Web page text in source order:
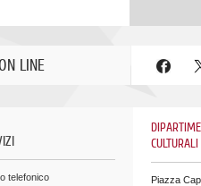
LINE
telefonico
CULTURALI
Piazza